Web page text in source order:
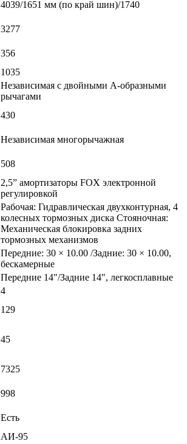
4039/1651 мм (по край шин)/1740
3277
356
1035
Независимая с двойными А-образными
рычагами
430
Независимая многорычажная
508
2,5” амортизаторы FOX электронной
регулировкой
Рабочая: Гидравлическая двухконтурная, 4
колесных тормозных диска Стояночная:
Механическая блокировка задних
тормозных механизмов
Передние: 30 × 10.00 /Задние: 30 × 10.00,
бескамерные
Передние 14″/Задние 14″, легкосплавные
4
129
45
7325
998
Есть
АИ-95